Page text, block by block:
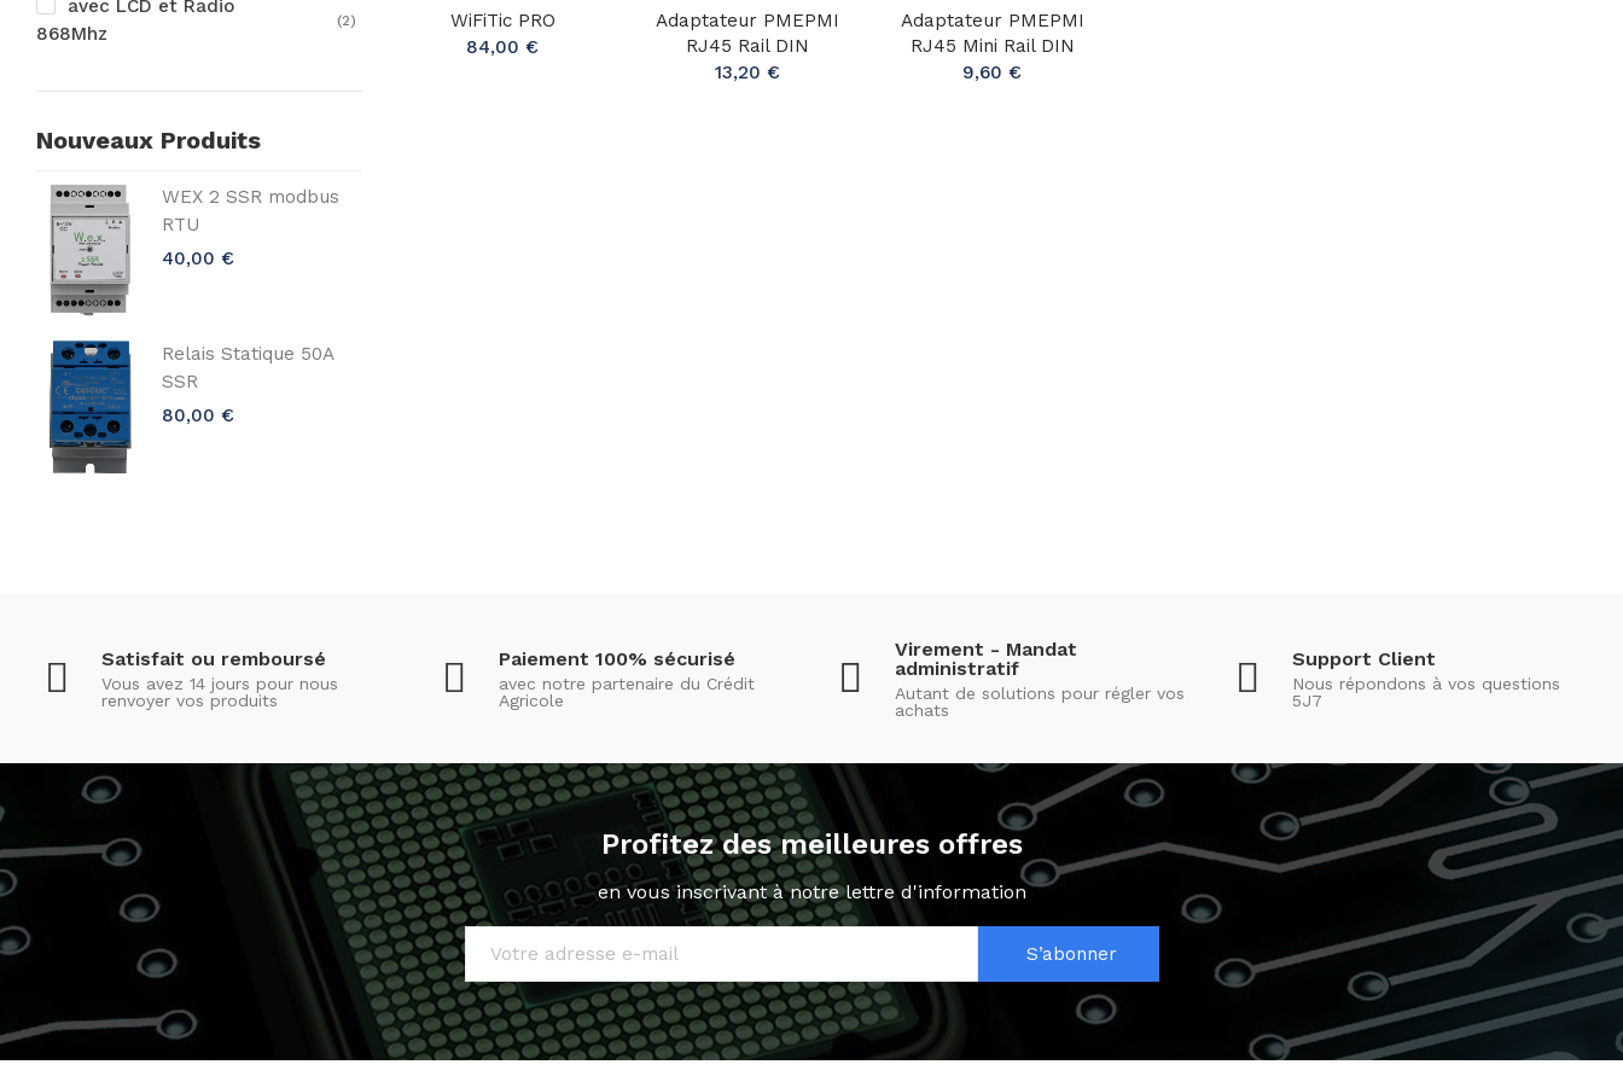
WiFiTic PRO
84,00 €
Adaptateur PMEPMI
RJ45 Rail DIN
13,20 €
Adaptateur PMEPMI
RJ45 Mini Rail DIN
9,60 €
avec LCD et Radio
868Mhz
(2)
Nouveaux Produits
WEX 2 SSR modbus
RTU
40,00 €
Relais Statique 50A
SSR
80,00 €
Satisfait ou remboursé
Vous avez 14 jours pour nous
renvoyer vos produits
Paiement 100% sécurisé
avec notre partenaire du Crédit
Agricole
Virement - Mandat
administratif
Autant de solutions pour régler vos
achats
Support Client
Nous répondons à vos questions
5J7
Profitez des meilleures offres
en vous inscrivant à notre lettre d'information
S’abonner